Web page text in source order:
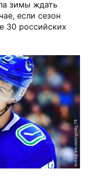
зимы ждать
если сезон
30 российских
instagram.com/goldy_78